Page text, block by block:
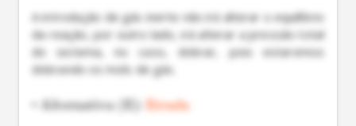
A introdução de gás inerte não irá alterar o equilíbrio
da reação, por outro lado, irá alterar a pressão total
do sistema, no caso, dobrar, pois estaremos
dobrando os mols de gás.
Alternativa (E): Errada